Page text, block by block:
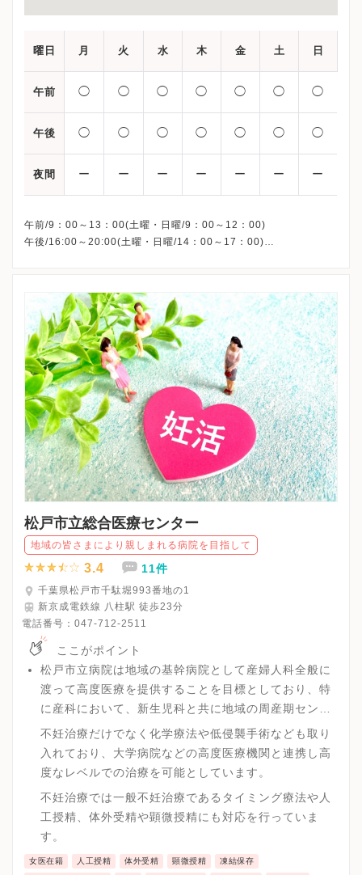
曜日 月 火 水 木 金 土 日
午前 ◯ ◯ ◯ ◯ ◯ ◯ ◯
午後 ◯ ◯ ◯ ◯ ◯ ◯ ◯
夜間 ー ー ー ー ー ー ー
午前/9：00～13：00(土曜・日曜/9：00～12：00)
午後/16:00～20:00(土曜・日曜/14：00～17：00)
松戸市立総合医療センター
地域の皆さまにより親しまれる病院を目指して
3.4 11件
千葉県松戸市千駄堀993番地の1
新京成電鉄線 八柱駅 徒歩23分
電話番号： 047-712-2511
ここがポイント
松戸市立病院は地域の基幹病院として産婦人科全般に
渡って高度医療を提供することを目標としており、特
に産科において、新生児科と共に地域の周産期センタ
ー的役割を果たしており、また婦人科領域では悪性腫
瘍、不妊にも力をいれているクリニックです。
不妊治療だけでなく化学療法や低侵襲手術なども取り
入れており、大学病院などの高度医療機関と連携し高
度なレベルでの治療を可能としています。
不妊治療では一般不妊治療であるタイミング療法や人
工授精、体外受精や顕微授精にも対応を行っていま
す。
女医在籍 人工授精 体外受精 顕微授精 凍結保存